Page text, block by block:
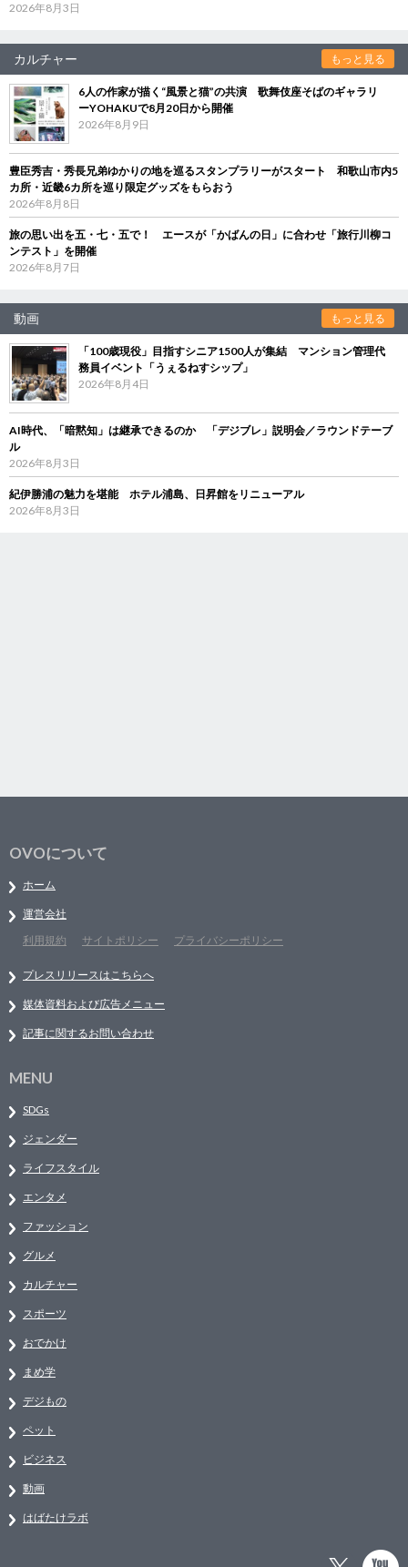
2026年8月3日
カルチャー もっと見る
6人の作家が描く“風景と猫”の共演 歌舞伎座そばのギャラリ
ーYOHAKUで8月20日から開催
2026年8月9日
豊臣秀吉・秀長兄弟ゆかりの地を巡るスタンプラリーがスタート 和歌山市内5
カ所・近畿6カ所を巡り限定グッズをもらおう
2026年8月8日
旅の思い出を五・七・五で！ エースが「かばんの日」に合わせ「旅行川柳コ
ンテスト」を開催
2026年8月7日
動画 もっと見る
「100歳現役」目指すシニア1500人が集結 マンション管理代
務員イベント「うぇるねすシップ」
2026年8月4日
AI時代、「暗黙知」は継承できるのか 「デジブレ」説明会／ラウンドテーブ
ル
2026年8月3日
紀伊勝浦の魅力を堪能 ホテル浦島、日昇館をリニューアル
2026年8月3日
OVOについて
ホーム
運営会社
利用規約
サイトポリシー プライバシーポリシー
プレスリリースはこちらへ
媒体資料および広告メニュー
記事に関するお問い合わせ
MENU
SDGs
ジェンダー
ライフスタイル
エンタメ
ファッション
グルメ
カルチャー
スポーツ
おでかけ
まめ学
デジもの
ペット
ビジネス
動画
はばたけラボ